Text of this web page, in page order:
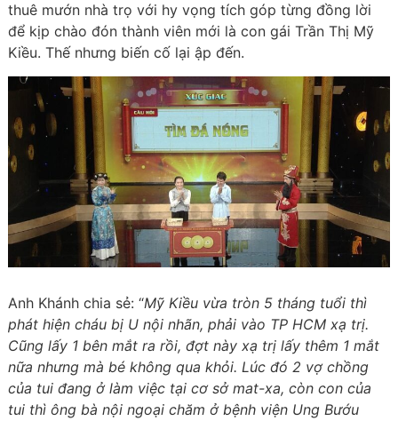
thuê mướn nhà trọ với hy vọng tích góp từng đồng lời
để kịp chào đón thành viên mới là con gái Trần Thị Mỹ
Kiều. Thế nhưng biến cố lại ập đến.
Anh Khánh chia sẻ: “Mỹ Kiều vừa tròn 5 tháng tuổi thì
phát hiện cháu bị U nội nhãn, phải vào TP HCM xạ trị.
Cũng lấy 1 bên mắt ra rồi, đợt này xạ trị lấy thêm 1 mắt
nữa nhưng mà bé không qua khỏi. Lúc đó 2 vợ chồng
của tui đang ở làm việc tại cơ sở mat-xa, còn con của
tui thì ông bà nội ngoại chăm ở bệnh viện Ung Bướu